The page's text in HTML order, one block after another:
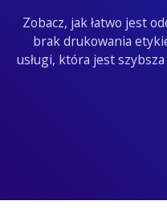
Zobacz, jak łatwo jest
brak drukowania
usługi, która jest